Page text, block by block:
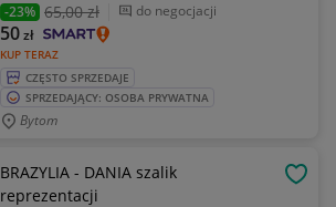
-23% 65,00 zł do negocjacji
KUP TERAZ
50zł
CZĘSTO SPRZEDAJE
SPRZEDAJĄCY: OSOBA PRYWATNA
Bytom
BRAZYLIA - DANIA szalik
reprezentacji